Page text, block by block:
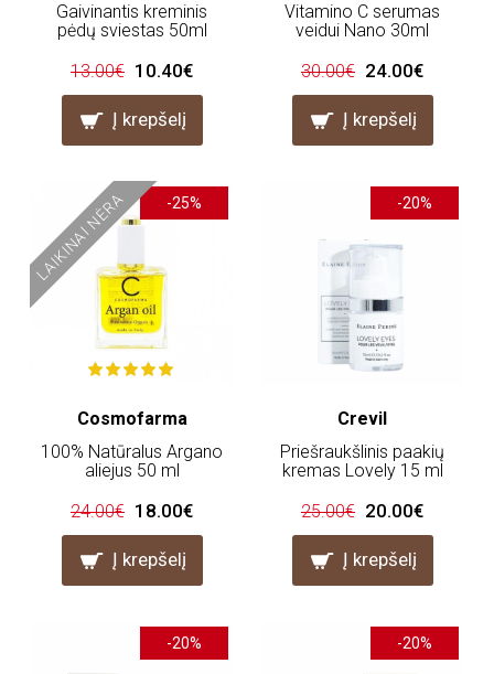
Gaivinantis kreminis
pėdų sviestas 50ml
13.00€ 10.40€
Į krepšelį
Vitamino C serumas
veidui Nano 30ml
30.00€ 24.00€
Į krepšelį
-25%
LAIKINAI NĖRA
Cosmofarma
100% Natūralus Argano
aliejus 50 ml
24.00€ 18.00€
Į krepšelį
-20%
Crevil
Priešraukšlinis paakių
kremas Lovely 15 ml
25.00€ 20.00€
Į krepšelį
-20% -20%